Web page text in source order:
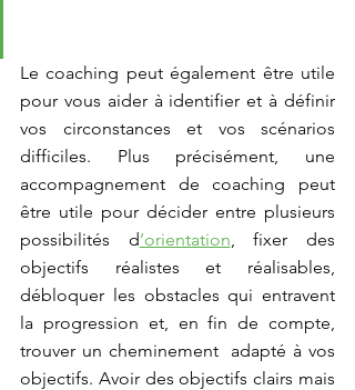
Le coaching peut également être utile
pour vous aider à identifier et à définir
vos circonstances et vos scénarios
difficiles. Plus précisément, une
accompagnement de coaching peut
être utile pour décider entre plusieurs
possibilités d’orientation, fixer des
objectifs réalistes et réalisables,
débloquer les obstacles qui entravent
la progression et, en fin de compte,
trouver un cheminement  adapté à vos
objectifs. Avoir des objectifs clairs mais